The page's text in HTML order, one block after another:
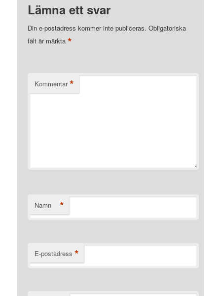
Lämna ett svar
Din e-postadress kommer inte publiceras. Obligatoriska
fält är märkta*
Kommentar *
Namn *
E-postadress *